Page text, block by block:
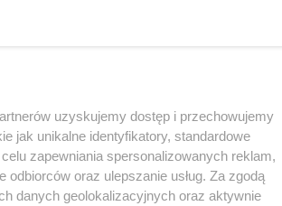
patrona - od
ziemię i paliki
uzyskujemy dostęp i przechowujemy
jak unikalne identyfikatory, standardowe
zapewniania spersonalizowanych reklam,
oraz ulepszanie usług. Za zgodą
danych geolokalizacyjnych oraz aktywnie